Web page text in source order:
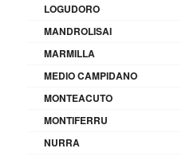
LOGUDORO
MANDROLISAI
MARMILLA
MEDIO CAMPIDANO
MONTEACUTO
MONTIFERRU
NURRA